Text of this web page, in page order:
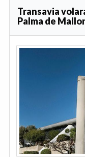
Transavia
Palma de